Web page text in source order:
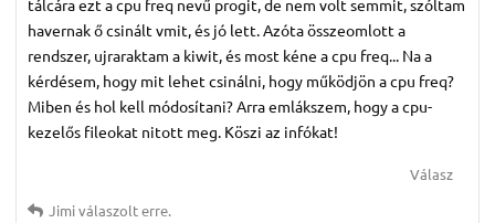
tálcára ezt a cpu freq nevű progit, de nem volt semmit, szóltam
havernak ő csinált vmit, és jó lett. Azóta összeomlott a
rendszer, ujraraktam a kiwit, és most kéne a cpu freq... Na a
kérdésem, hogy mit lehet csinálni, hogy működjön a cpu freq?
Miben és hol kell módosítani? Arra emlákszem, hogy a cpu-
kezelős fileokat nitott meg. Köszi az infókat!
Válasz
Jimiválaszolt erre.